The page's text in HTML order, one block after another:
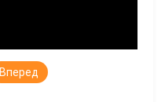
Вперед